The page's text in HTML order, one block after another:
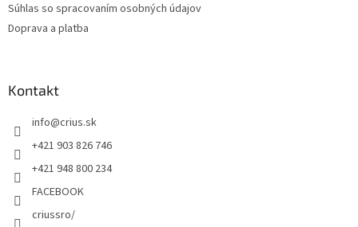
Súhlas so spracovaním osobných údajov
Doprava a platba
Kontakt
info@crius.sk
+421 903 826 746
+421 948 800 234
FACEBOOK
criussro/